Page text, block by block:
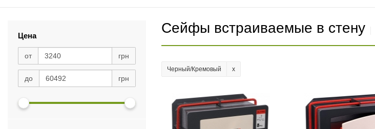
Цена
от грн
до грн
Сейфы встраиваемые в стену
Черный/Кремовый